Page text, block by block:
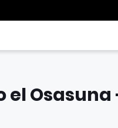
el Osasuna